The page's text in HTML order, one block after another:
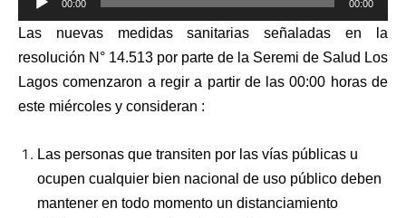
de
audio
00:00 00:00
Las nuevas medidas sanitarias señaladas en la
resolución N° 14.513 por parte de la Seremi de Salud Los
Lagos comenzaron a regir a partir de las 00:00 horas de
este miércoles y consideran :
Las personas que transiten por las vías públicas u
ocupen cualquier bien nacional de uso público deben
mantener en todo momento un distanciamiento